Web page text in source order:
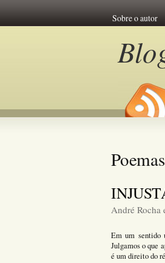
Sobre o autor
Poemas
André Rocha
Em um sentido
Julgamos o que
é um direito do